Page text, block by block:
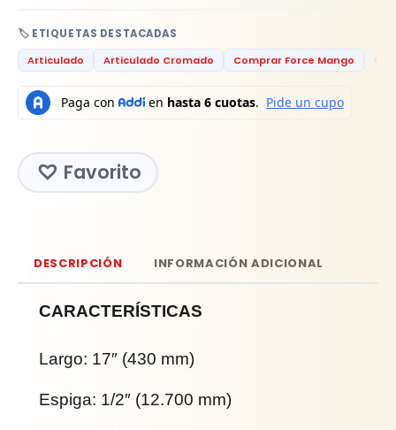
🏷️ ETIQUETAS DESTACADAS
Articulado
Articulado Cromado Comprar Force Mango
Favorito
DESCRIPCIÓN INFORMACIÓN ADICIONAL
CARACTERÍSTICAS
Largo: 17″ (430 mm)
Espiga: 1/2″ (12.700 mm)